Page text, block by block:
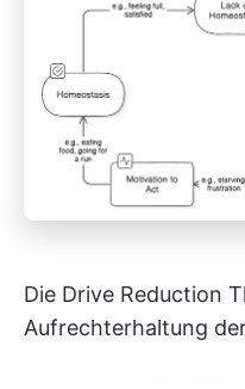
Die Drive Reduction
Aufrechterhaltung